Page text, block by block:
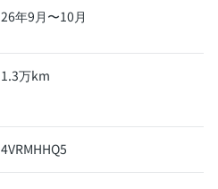
26年9月〜10月
1.3万km
4VRMHHQ5